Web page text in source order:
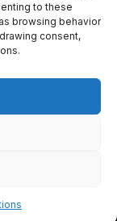
to these
browsing behavior
consent,
REGISTRO E
MOBILE DA
TRAILER